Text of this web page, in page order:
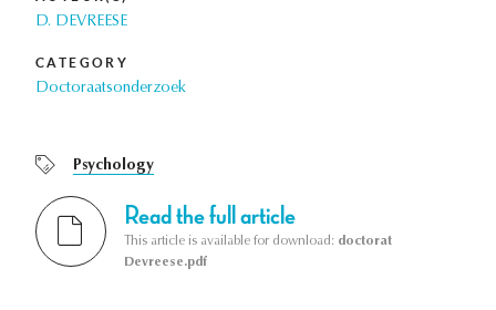
D. DEVREESE
CATEGORY
Doctoraatsonderzoek
Psychology
Read the full article
This article is available for download: doctorat
Devreese.pdf